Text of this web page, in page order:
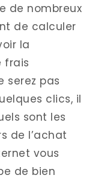
de nombreux
de calculer
la
frais
serez pas
clics, il
sont les
de l’achat
vous
de bien